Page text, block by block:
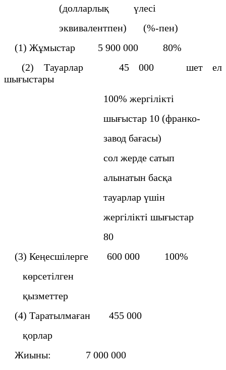
(долларлық үлесi
эквивалентпен) (%-пен)
(1) Жұмыстар 5 900 000 80%
(2) Тауарлар 45 000 шет ел
шығыстары
100% жергiлiктi
шығыстар 10 (франко-
завод бағасы)
сол жерде сатып
алынатын басқа
тауарлар үшiн
жергiлiктi шығыстар
80
(3) Кеңесшiлерге 600 000 100%
көрсетiлген
қызметтер
(4) Таратылмаған 455 000
қорлар
Жиыны: 7 000 000